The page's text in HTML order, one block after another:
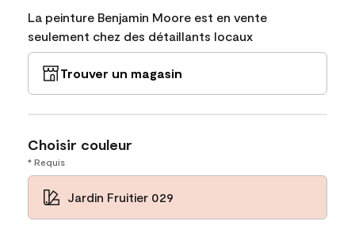
La peinture Benjamin Moore est en vente
seulement chez des détaillants locaux
Trouver un magasin
Choisir couleur
* Requis
Jardin Fruitier 029